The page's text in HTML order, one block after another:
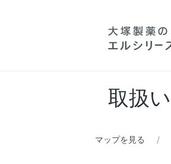
取扱
マップを見る